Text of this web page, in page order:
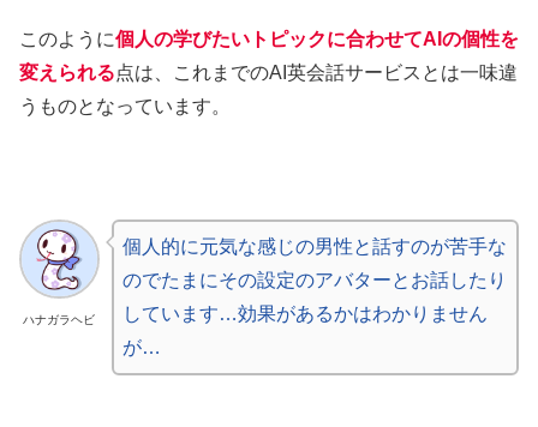
このように個人の学びたいトピックに合わせてAIの個性を
変えられる点は、これまでのAI英会話サービスとは一味違
うものとなっています。
ハナガラヘビ
個人的に元気な感じの男性と話すのが苦手な
のでたまにその設定のアバターとお話したり
しています…効果があるかはわかりません
が…